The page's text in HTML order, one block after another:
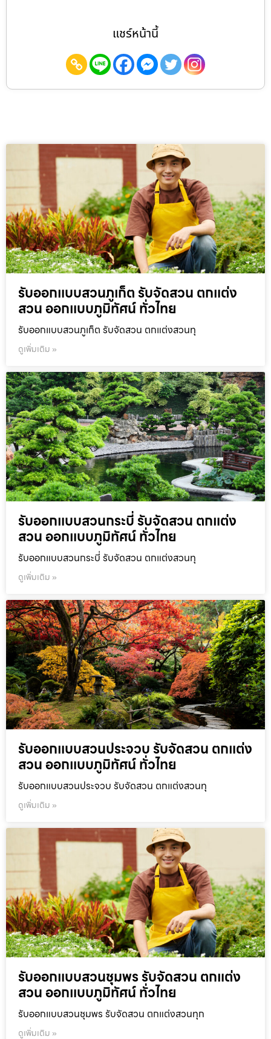
แชร์หน้านี้
รับออกแบบสวนภูเก็ต รับจัดสวน ตกแต่ง
สวน ออกแบบภูมิทัศน์ ทั่วไทย
รับออกแบบสวนภูเก็ต รับจัดสวน ตกแต่งสวนทุ
ดูเพิ่มเติม »
รับออกแบบสวนกระบี่ รับจัดสวน ตกแต่ง
สวน ออกแบบภูมิทัศน์ ทั่วไทย
รับออกแบบสวนกระบี่ รับจัดสวน ตกแต่งสวนทุ
ดูเพิ่มเติม »
รับออกแบบสวนประจวบ รับจัดสวน ตกแต่ง
สวน ออกแบบภูมิทัศน์ ทั่วไทย
รับออกแบบสวนประจวบ รับจัดสวน ตกแต่งสวนทุ
ดูเพิ่มเติม »
รับออกแบบสวนชุมพร รับจัดสวน ตกแต่ง
สวน ออกแบบภูมิทัศน์ ทั่วไทย
รับออกแบบสวนชุมพร รับจัดสวน ตกแต่งสวนทุก
ดูเพิ่มเติม »